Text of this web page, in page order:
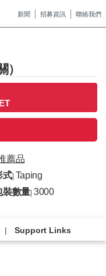
新聞 招募資訊 聯絡我們
薦品
式| Taping
裝數量 |3000
Support Links